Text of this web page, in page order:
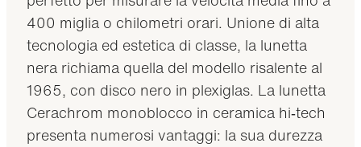
400 miglia o chilometri orari. Unione di alta
tecnologia ed estetica di classe, la lunetta
nera richiama quella del modello risalente al
1965, con disco nero in plexiglas. La lunetta
Cerachrom monoblocco in ceramica hi‑tech
presenta numerosi vantaggi: la sua durezza